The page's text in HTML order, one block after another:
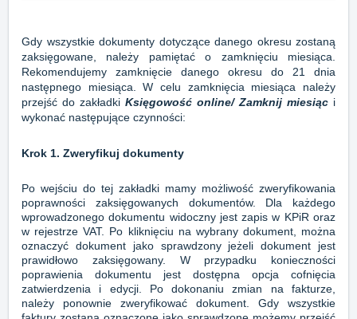
Gdy wszystkie dokumenty dotyczące danego okresu zostaną
zaksięgowane, należy pamiętać o zamknięciu miesiąca.
Rekomendujemy zamknięcie danego okresu do 21 dnia
następnego miesiąca. W celu zamknięcia miesiąca należy
przejść do zakładki Księgowość online/ Zamknij miesiąc i
wykonać następujące czynności:
Krok 1. Zweryfikuj dokumenty
Po wejściu do tej zakładki mamy możliwość zweryfikowania
poprawności zaksięgowanych dokumentów. Dla każdego
wprowadzonego dokumentu widoczny jest zapis w KPiR oraz
w rejestrze VAT. Po kliknięciu na wybrany dokument, można
oznaczyć dokument jako sprawdzony jeżeli dokument jest
prawidłowo zaksięgowany. W przypadku konieczności
poprawienia dokumentu jest dostępna opcja cofnięcia
zatwierdzenia i edycji. Po dokonaniu zmian na fakturze,
należy ponownie zweryfikować dokument. Gdy wszystkie